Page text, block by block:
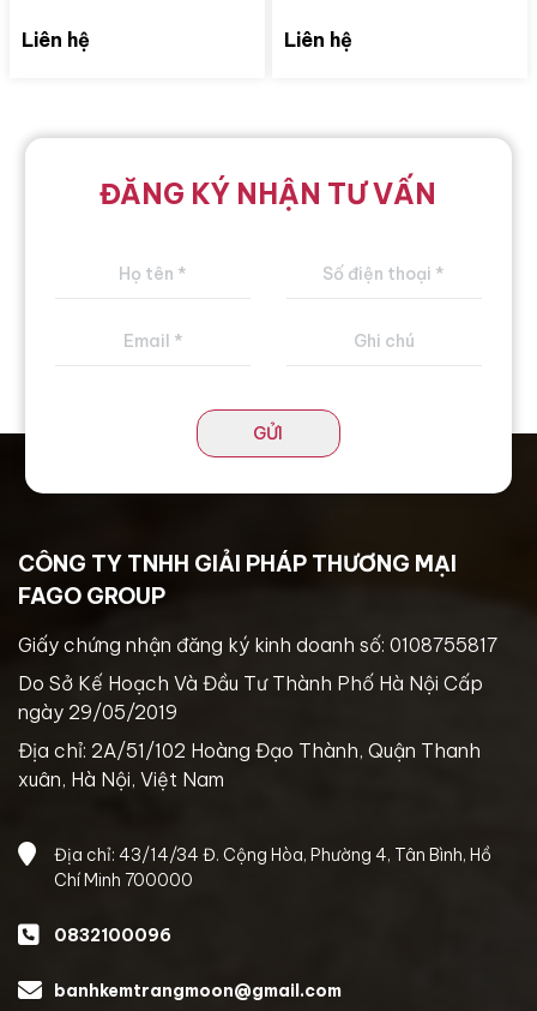
Liên hệ Liên hệ
ĐĂNG KÝ NHẬN TƯ VẤN
GỬI
CÔNG TY TNHH GIẢI PHÁP THƯƠNG MẠI
FAGO GROUP
Giấy chứng nhận đăng ký kinh doanh số: 0108755817
Do Sở Kế Hoạch Và Đầu Tư Thành Phố Hà Nội Cấp
ngày 29/05/2019
Địa chỉ: 2A/51/102 Hoàng Đạo Thành, Quận Thanh
xuân, Hà Nội, Việt Nam
Địa chỉ: 43/14/34 Đ. Cộng Hòa, Phường 4, Tân Bình, Hồ
Chí Minh 700000
0832100096
banhkemtrangmoon@gmail.com